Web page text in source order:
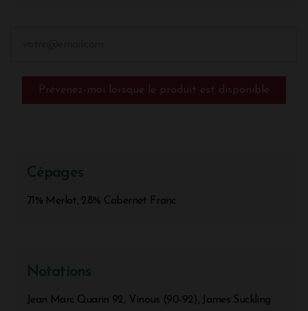
Prévenez-moi lorsque le produit est disponible
Cépages
71% Merlot, 28% Cabernet Franc
Notations
Jean Marc Quarin 92, Vinous (90-92), James Suckling